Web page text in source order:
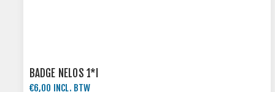
BADGE NELOS 1*I
€6,00 INCL. BTW